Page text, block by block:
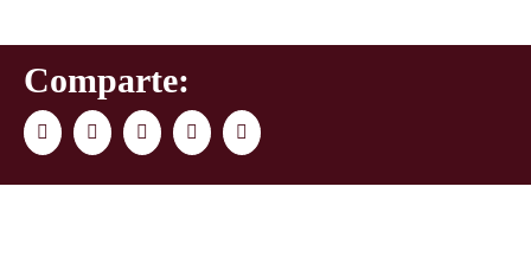
Comparte:
FacebookTwitter LinkedInWhatsAppCorreo
electrónico